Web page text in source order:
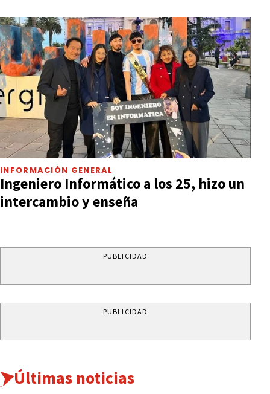
INFORMACIÓN GENERAL
Ingeniero Informático a los 25, hizo un
intercambio y enseña
PUBLICIDAD
PUBLICIDAD
Últimas noticias